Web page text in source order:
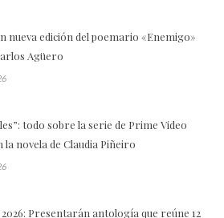
nueva edición del poemario «Enemigo»
Agüero
todo sobre la serie de Prime Video
la novela de Claudia Piñeiro
Presentarán antología que reúne 12